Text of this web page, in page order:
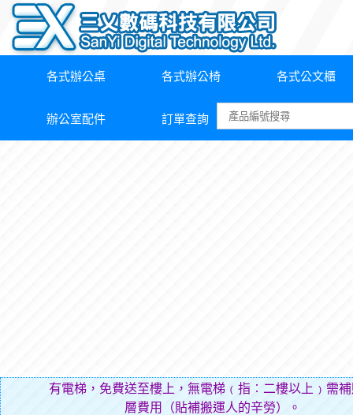
各式辦公桌 各式辦公椅 各式公文櫃
辦公室配件 訂單查詢
有電梯，免費送至樓上，無電梯﹙指︰二樓以上﹚需
層費用（貼補搬運人的辛勞）。